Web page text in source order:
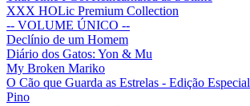
XXX HOLic Premium Collection
-- VOLUME ÚNICO --
Declínio de um Homem
Diário dos Gatos: Yon & Mu
My Broken Mariko
O Cão que Guarda as Estrelas - Edição Especial
Pino